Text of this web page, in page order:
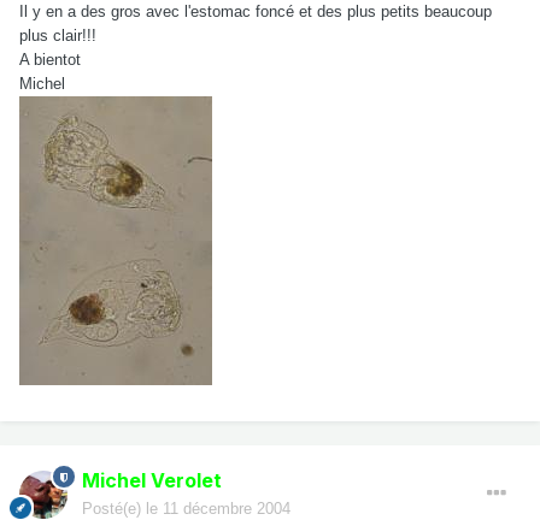
Il y en a des gros avec l'estomac foncé et des plus petits beaucoup
plus clair!!!
A bientot
Michel
Michel Verolet
Posté(e) le 11 décembre 2004